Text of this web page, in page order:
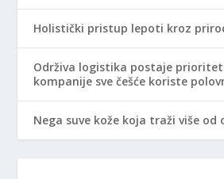
Holistički pristup lepoti kroz
Održiva logistika postaje
kompanije sve češće koriste
Nega suve kože koja traži više od